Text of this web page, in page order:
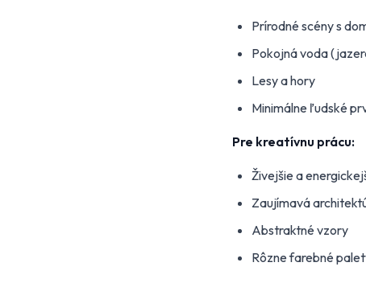
Prírodné scény s
Pokojná voda
Lesy a hory
Minimálne ľudské
Pre kreatívnu prácu:
Živejšie a
Zaujímavá
Abstraktné vzory
Rôzne farebné